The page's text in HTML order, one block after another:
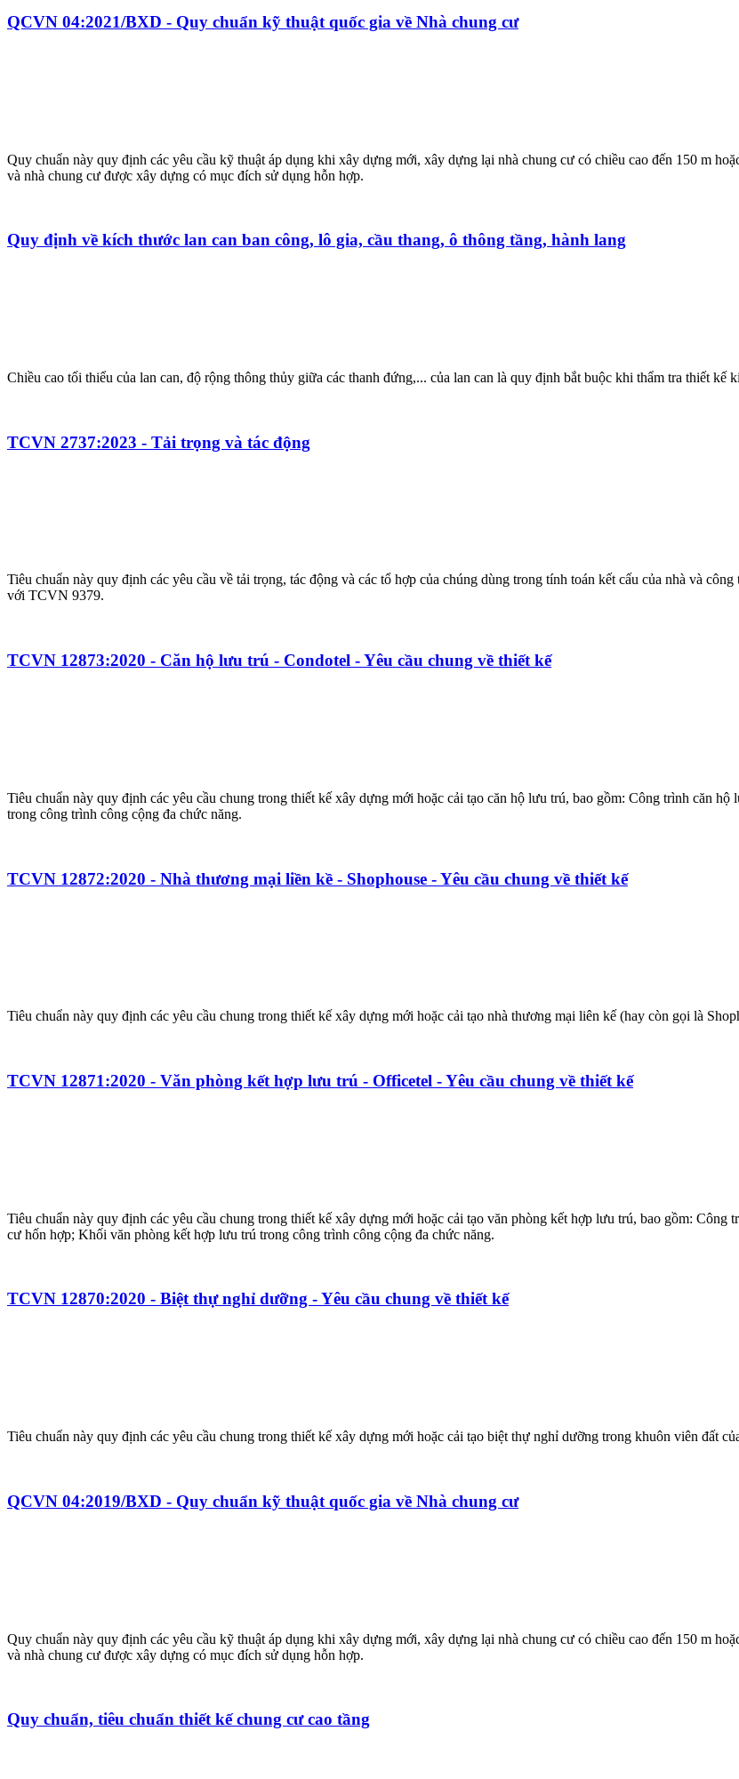
QCVN 04:2021/BXD - Quy chuẩn kỹ thuật quốc gia về Nhà chung cư
Quy chuẩn này quy định các yêu cầu kỹ thuật áp dụng khi xây dựng mới, xây dựng lại nhà chung cư có chiều cao đến 150 m
và nhà chung cư được xây dựng có mục đích sử dụng hỗn hợp.
Quy định về kích thước lan can ban công, lô gia, cầu thang, ô thông tầng, hành lang
Chiều cao tối thiểu của lan can, độ rộng thông thủy giữa các thanh đứng,... của lan can là quy định bắt buộc khi thẩm tra thiết
TCVN 2737:2023 - Tải trọng và tác động
Tiêu chuẩn này quy định các yêu cầu về tải trọng, tác động và các tổ hợp của chúng dùng trong tính toán kết cấu của nhà và
với TCVN 9379.
TCVN 12873:2020 - Căn hộ lưu trú - Condotel - Yêu cầu chung về thiết kế
Tiêu chuẩn này quy định các yêu cầu chung trong thiết kế xây dựng mới hoặc cải tạo căn hộ lưu trú, bao gồm: Công trình căn
trong công trình công cộng đa chức năng.
TCVN 12872:2020 - Nhà thương mại liền kề - Shophouse - Yêu cầu chung về thiết kế
Tiêu chuẩn này quy định các yêu cầu chung trong thiết kế xây dựng mới hoặc cải tạo nhà thương mại liên kế (hay còn gọi là
TCVN 12871:2020 - Văn phòng kết hợp lưu trú - Officetel - Yêu cầu chung về thiết kế
Tiêu chuẩn này quy định các yêu cầu chung trong thiết kế xây dựng mới hoặc cải tạo văn phòng kết hợp lưu trú, bao gồm:
cư hốn hợp; Khối văn phòng kết hợp lưu trú trong công trình công cộng đa chức năng.
TCVN 12870:2020 - Biệt thự nghỉ dưỡng - Yêu cầu chung về thiết kế
Tiêu chuẩn này quy định các yêu cầu chung trong thiết kế xây dựng mới hoặc cải tạo biệt thự nghỉ dưỡng trong khuôn viên đất
QCVN 04:2019/BXD - Quy chuẩn kỹ thuật quốc gia về Nhà chung cư
Quy chuẩn này quy định các yêu cầu kỹ thuật áp dụng khi xây dựng mới, xây dựng lại nhà chung cư có chiều cao đến 150 m
và nhà chung cư được xây dựng có mục đích sử dụng hỗn hợp.
Quy chuẩn, tiêu chuẩn thiết kế chung cư cao tầng